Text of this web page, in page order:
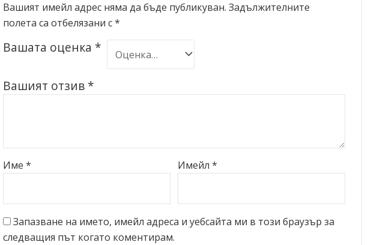
Вашият имейл адрес няма да бъде публикуван. Задължителните
полета са отбелязани с*
Вашата оценка *
Вашият отзив *
Име * Имейл *
Запазване на името, имейл адреса и уебсайта ми в този браузър за
следващия път когато коментирам.